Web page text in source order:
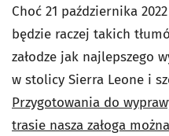
Choć 21 października
będzie raczej takich
załodze jak najlepszego
w stolicy Sierra Leone i
Przygotowania do
trasie nasza załoga